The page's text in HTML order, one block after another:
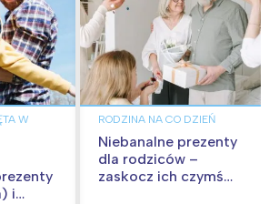
W
i
RODZINA NA CO DZIEŃ
Niebanalne prezenty
dla rodziców –
zaskocz ich czymś